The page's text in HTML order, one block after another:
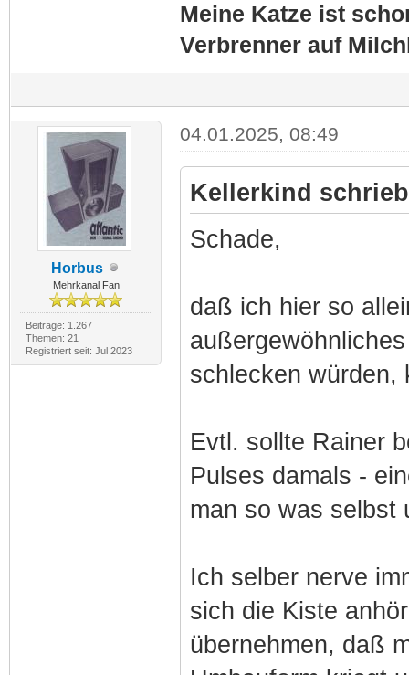
Meine Katze ist
Verbrenner auf
Horbus
Mehrkanal Fan
Beiträge: 1.267
Themen: 21
Registriert seit: Jul 2023
04.01.2025, 08:49
Kellerkind
Schade,
daß ich hier so
schlecken würden,
Evtl. sollte Rainer
Pulses damals -
man so was selbst
Ich selber nerve
sich die Kiste
übernehmen, daß